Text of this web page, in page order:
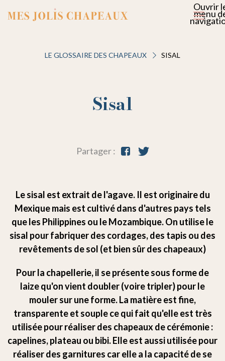
Ouvrir
menu
LE GLOSSAIRE DES CHAPEAUX SISAL
Sisal
Partager :
Le sisal est extrait de l'agave. Il est originaire du
Mexique mais est cultivé dans d'autres pays tels
que les Philippines ou le Mozambique. On utilise le
sisal pour fabriquer des cordages, des tapis ou des
revêtements de sol (et bien sûr des chapeaux)
Pour la chapellerie, il se présente sous forme de
laize qu'on vient doubler (voire tripler) pour le
mouler sur une forme. La matière est fine,
transparente et souple ce qui fait qu'elle est très
utilisée pour réaliser des chapeaux de cérémonie :
capelines, plateau ou bibi. Elle est aussi utilisée pour
réaliser des garnitures car elle a la capacité de se